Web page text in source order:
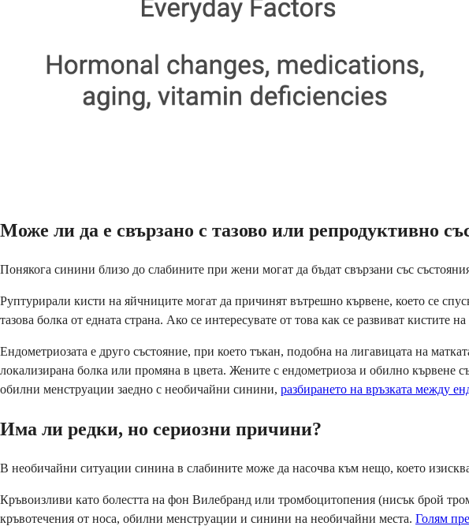
Може ли да е свързано с тазово или репродуктивно
Понякога синини близо до слабините при жени могат да бъдат свързани със
Руптурирали кисти на яйчниците могат да причинят вътрешно кървене, което се
тазова болка от едната страна. Ако се интересувате от това как се развиват кистите
Ендометриозата е друго състояние, при което тъкан, подобна на лигавицата на
локализирана болка или промяна в цвета. Жените с ендометриоза и обилно кървене
обилни менструации заедно с необичайни синини, разбирането на връзката между
Има ли редки, но сериозни причини?
В необичайни ситуации синина в слабините може да насочва към нещо, което
Кръвоизливи като болестта на фон Вилебранд или тромбоцитопения (нисък брой
кръвотечения от носа, обилни менструации и синини на необичайни места. Голям